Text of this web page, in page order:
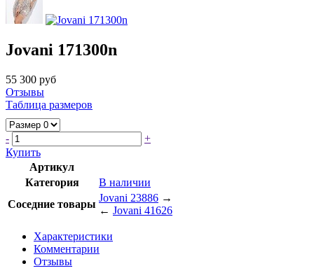
Jovani 171300n
55 300 руб
Отзывы
Таблица размеров
-
+
Купить
Артикул
Категория
В наличии
Соседние товары
Jovani 23886 →
← Jovani 41626
Характеристики
Комментарии
Отзывы